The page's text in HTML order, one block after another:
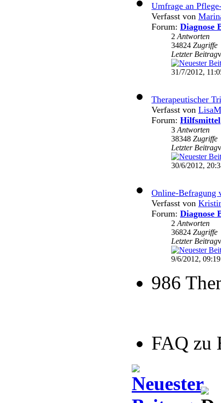
Umfrage an
Verfasst von
Forum: Diagnose
2 Antworten
34824 Zugriffe
Letzter Beitrag
31/7/2012,
Therapeutischer
Verfasst von
Forum: Hilfsmittel
3 Antworten
38348 Zugriffe
Letzter Beitrag
30/6/2012,
Online-Befragung
Verfasst von
Forum: Diagnose
2 Antworten
36824 Zugriffe
Letzter Beitrag
9/6/2012, 09:19
986
FAQ zu